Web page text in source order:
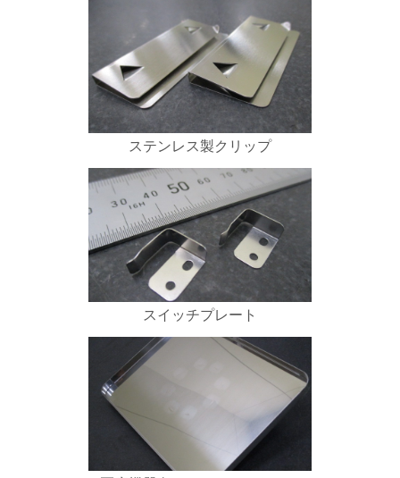
ステンレス製クリップ
スイッチプレート